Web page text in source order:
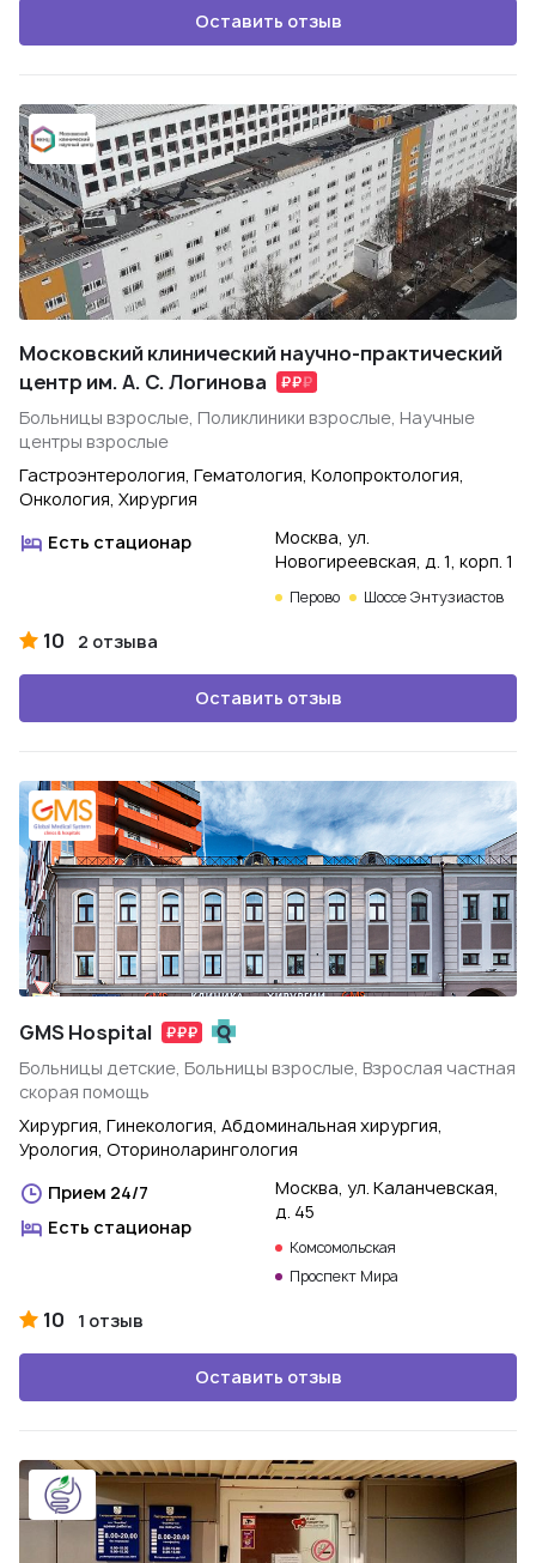
Оставить отзыв
Московский клинический научно-практический
центр им. А. С. Логинова
Больницы взрослые, Поликлиники взрослые, Научные
центры взрослые
Гастроэнтерология, Гематология, Колопроктология,
Онкология, Хирургия
Есть стационар
Москва, ул.
Новогиреевская, д. 1, корп. 1
Перово Шоссе Энтузиастов
10 2 отзыва
Оставить отзыв
GMS Hospital
Больницы детские, Больницы взрослые, Взрослая частная
скорая помощь
Хирургия, Гинекология, Абдоминальная хирургия,
Урология, Оториноларингология
Прием 24/7
Есть стационар
Москва, ул. Каланчевская,
д. 45
Комсомольская
Проспект Мира
10 1 отзыв
Оставить отзыв